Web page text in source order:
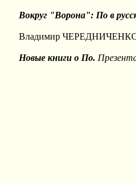
Вокруг "Ворона": По в
Владимир ЧЕРЕДНИЧЕНКО
Новые книги о По.